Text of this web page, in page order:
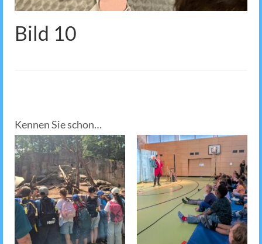
Bild 10
Kennen Sie schon…